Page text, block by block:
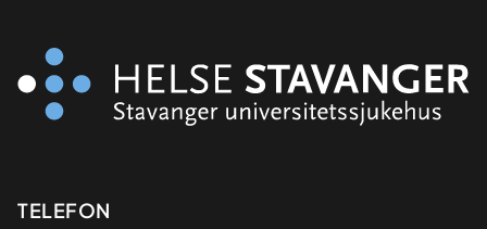
Kontaktinformasjon
TELEFON